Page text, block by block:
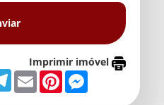
Imprimir imóvel
Telegram
EmailPinterestMessenger